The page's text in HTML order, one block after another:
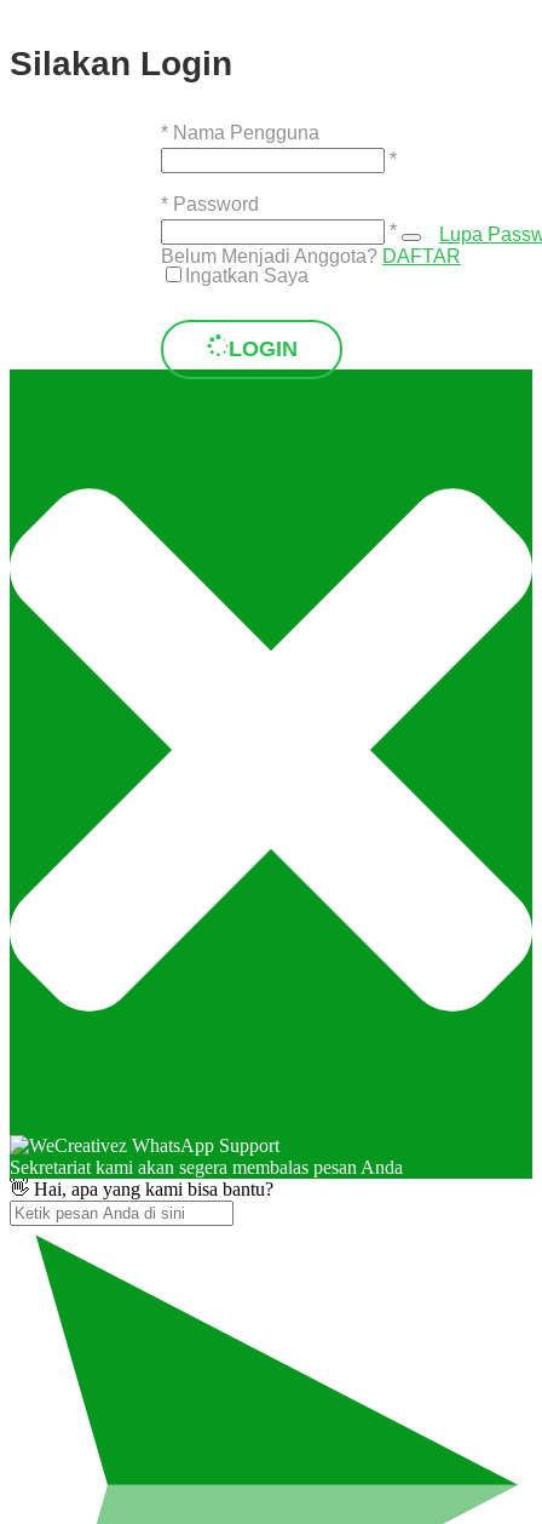
Silakan Login
* Nama Pengguna
*
* Password
*
Ingatkan Saya
LOGIN
Lupa
Belum Menjadi Anggota? DAFTAR
Sekretariat kami akan segera membalas pesan Anda
👋 Hai, apa yang kami bisa bantu?